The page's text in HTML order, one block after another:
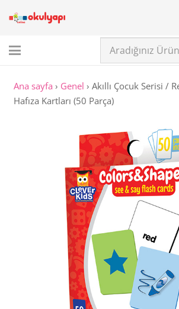
Ana sayfa › Genel › Akıllı Çocuk Serisi /
Hafıza Kartları (50 Parça)